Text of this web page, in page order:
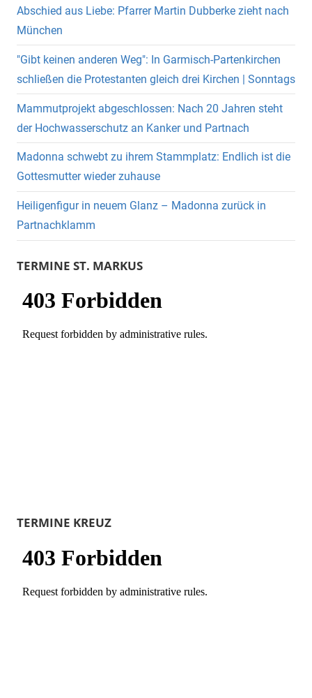
Abschied aus Liebe: Pfarrer Martin Dubberke zieht nach
München
"Gibt keinen anderen Weg": In Garmisch-Partenkirchen
schließen die Protestanten gleich drei Kirchen | Sonntags
Mammutprojekt abgeschlossen: Nach 20 Jahren steht
der Hochwasserschutz an Kanker und Partnach
Madonna schwebt zu ihrem Stammplatz: Endlich ist die
Gottesmutter wieder zuhause
Heiligenfigur in neuem Glanz – Madonna zurück in
Partnachklamm
TERMINE ST. MARKUS
TERMINE KREUZ